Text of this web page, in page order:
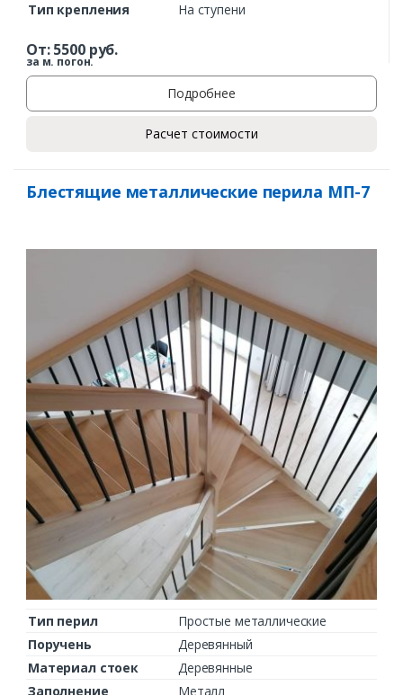
Тип крепления
На ступени
От:5500руб.
за м. погон.
Подробнее
Расчет стоимости
Блестящие металлические перила МП-7
Тип перил
Простые металлические
Поручень
Деревянный
Материал стоек
Деревянные
Заполнение
Металл